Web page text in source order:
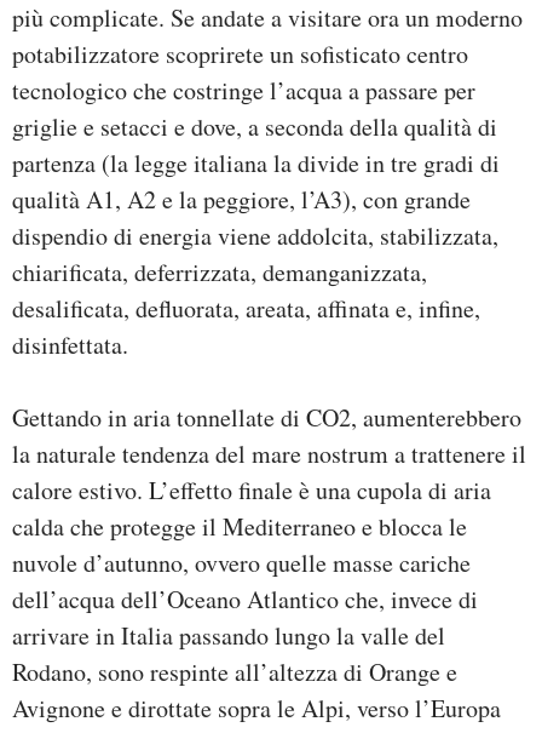
più complicate. Se andate a visitare ora un moderno
potabilizzatore scoprirete un sofisticato centro
tecnologico che costringe l’acqua a passare per
griglie e setacci e dove, a seconda della qualità di
partenza (la legge italiana la divide in tre gradi di
qualità A1, A2 e la peggiore, l’A3), con grande
dispendio di energia viene addolcita, stabilizzata,
chiarificata, deferrizzata, demanganizzata,
desalificata, defluorata, areata, affinata e, infine,
disinfettata.
Gettando in aria tonnellate di CO2, aumenterebbero
la naturale tendenza del mare nostrum a trattenere il
calore estivo. L’effetto finale è una cupola di aria
calda che protegge il Mediterraneo e blocca le
nuvole d’autunno, ovvero quelle masse cariche
dell’acqua dell’Oceano Atlantico che, invece di
arrivare in Italia passando lungo la valle del
Rodano, sono respinte all’altezza di Orange e
Avignone e dirottate sopra le Alpi, verso l’Europa